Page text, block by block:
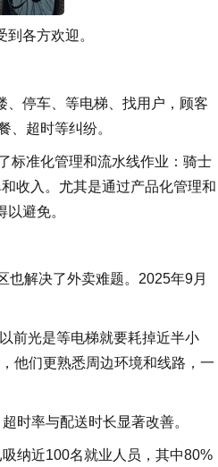
各方欢迎。
、停车、等电梯、找用户，顾客
、超时等纠纷。
标准化管理和流水线作业：骑士
收入。尤其是通过产品化管理和
避免。
解决了外卖难题。2025年9月
前光是等电梯就要耗掉近半小
他们更熟悉周边环境和线路，一
时率与配送时长显著改善。
纳近100名就业人员，其中80%